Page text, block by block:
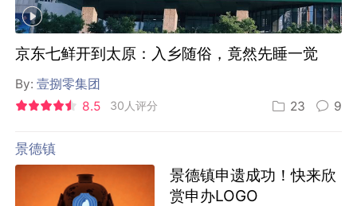
京东七鲜开到太原：入乡随俗，竟然先睡一觉
By:壹捌零集团
8.5
30人评分 23 9
景德镇
景德镇申遗成功！快来欣
赏申办LOGO